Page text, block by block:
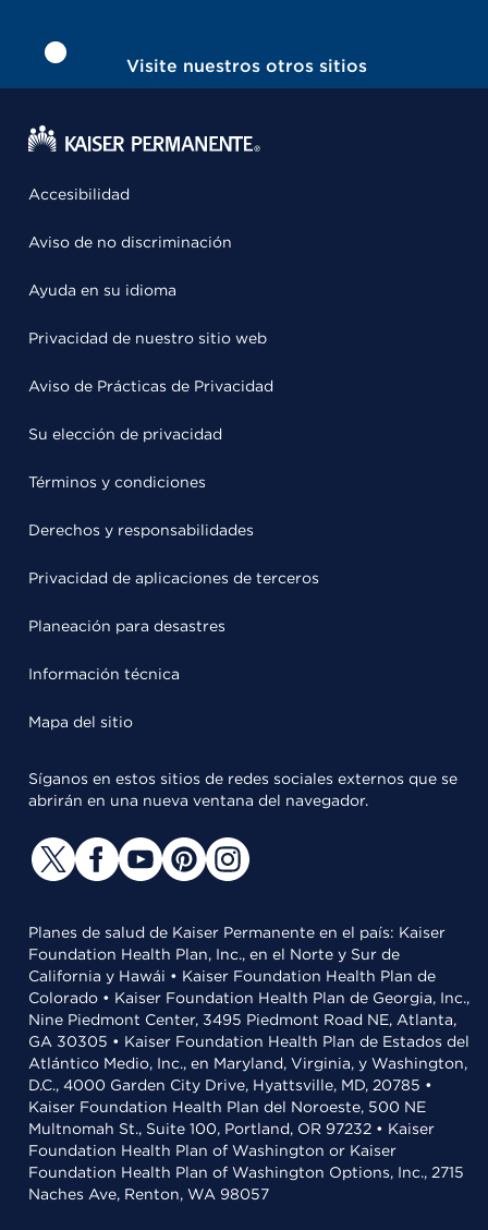
Visite nuestros otros sitios
Accesibilidad
Aviso de no discriminación
Ayuda en su idioma
Privacidad de nuestro sitio web
Aviso de Prácticas de Privacidad
Su elección de privacidad
Términos y condiciones
Derechos y responsabilidades
Privacidad de aplicaciones de terceros
Planeación para desastres
Información técnica
Mapa del sitio
Síganos en estos sitios de redes sociales externos que se
abrirán en una nueva ventana del navegador.
Planes de salud de Kaiser Permanente en el país: Kaiser
Foundation Health Plan, Inc., en el Norte y Sur de
California y Hawái • Kaiser Foundation Health Plan de
Colorado • Kaiser Foundation Health Plan de Georgia, Inc.,
Nine Piedmont Center, 3495 Piedmont Road NE, Atlanta,
GA 30305 • Kaiser Foundation Health Plan de Estados del
Atlántico Medio, Inc., en Maryland, Virginia, y Washington,
D.C., 4000 Garden City Drive, Hyattsville, MD, 20785 •
Kaiser Foundation Health Plan del Noroeste, 500 NE
Multnomah St., Suite 100, Portland, OR 97232 • Kaiser
Foundation Health Plan of Washington or Kaiser
Foundation Health Plan of Washington Options, Inc., 2715
Naches Ave, Renton, WA 98057